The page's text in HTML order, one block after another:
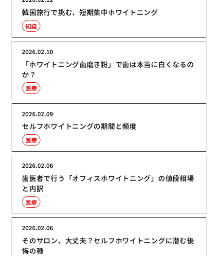
韓国旅行で挑む、短期集中ホワイトニング
知識
「ホワイトニング歯磨き粉」で歯は本当に白くなるの
か？
2026.02.10
医療
セルフホワイトニングの期間と頻度
2026.02.09
医療
歯医者で行う「オフィスホワイトニング」の値段相場
と内訳
2026.02.06
医療
そのサロン、大丈夫？セルフホワイトニングに潜む後
悔の種
2026.02.06